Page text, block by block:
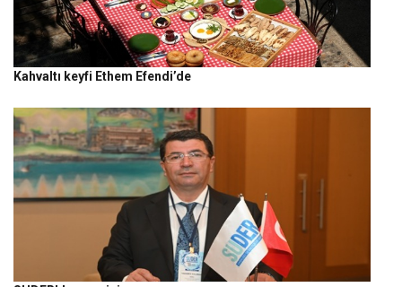
Kahvaltı keyfi Ethem Efendi’de